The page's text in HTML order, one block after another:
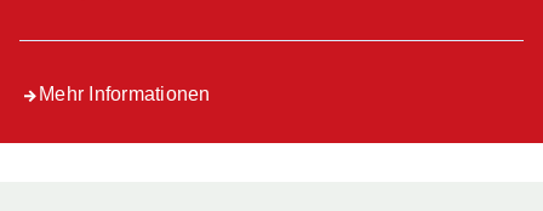
Mehr Informationen